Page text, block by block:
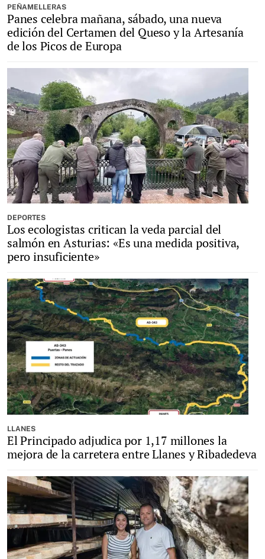
PEÑAMELLERAS
Panes celebra mañana, sábado, una nueva
edición del Certamen del Queso y la Artesanía
de los Picos de Europa
DEPORTES
Los ecologistas critican la veda parcial del
salmón en Asturias: «Es una medida positiva,
pero insuficiente»
LLANES
El Principado adjudica por 1,17 millones la
mejora de la carretera entre Llanes y Ribadedeva